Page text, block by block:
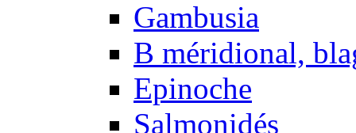
Gambusia
B méridional,
Epinoche
Salmonidés